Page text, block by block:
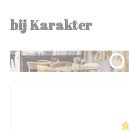
bij Karakter